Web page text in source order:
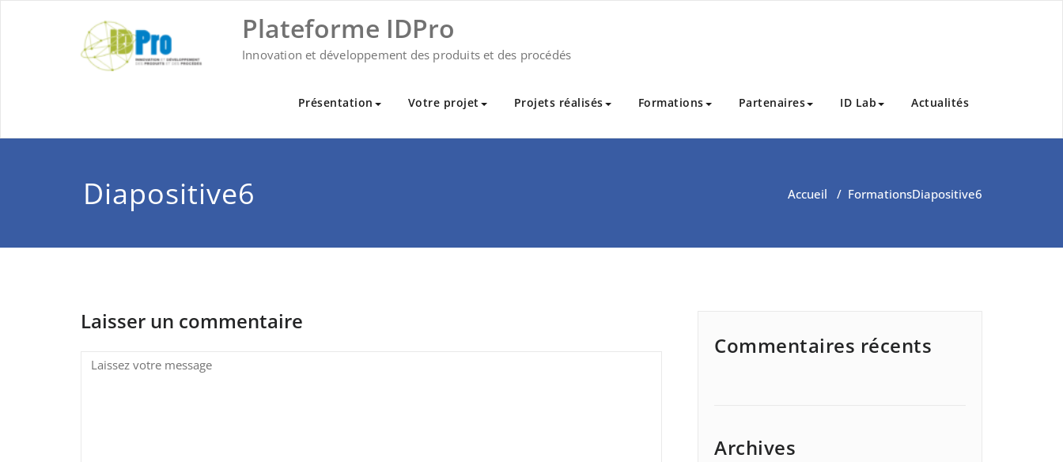
Plateforme IDPro
Innovation et développement des produits et des procédés
Présentation Votre projet Projets réalisés Formations Partenaires ID Lab Actualités
Diapositive6 Accueil / FormationsDiapositive6
Laisser un commentaire
Commentaires récents
Archives